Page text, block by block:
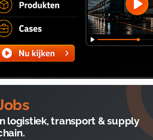
logistiek, transport & supply